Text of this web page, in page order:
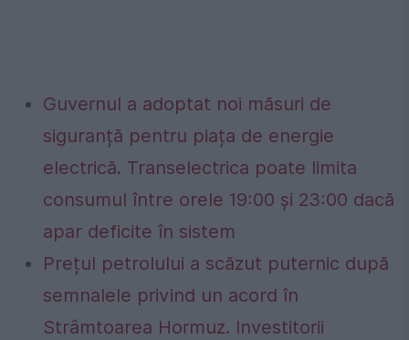
Guvernul a adoptat noi măsuri de
siguranță pentru piața de energie
electrică. Transelectrica poate limita
consumul între orele 19:00 și 23:00 dacă
apar deficite în sistem
Prețul petrolului a scăzut puternic după
semnalele privind un acord în
Strâmtoarea Hormuz. Investitorii